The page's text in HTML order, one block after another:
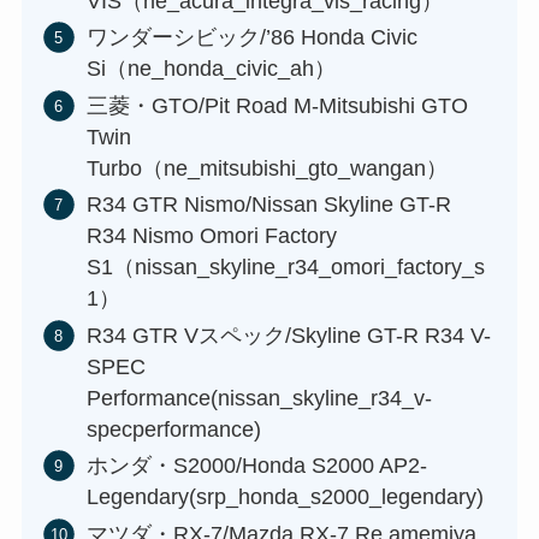
ワンダーシビック/’86 Honda Civic
Si（ne_honda_civic_ah）
三菱・GTO/Pit Road M-Mitsubishi GTO
Twin
Turbo（ne_mitsubishi_gto_wangan）
R34 GTR Nismo/Nissan Skyline GT-R
R34 Nismo Omori Factory
S1（nissan_skyline_r34_omori_factory_s
1）
R34 GTR Vスペック/Skyline GT-R R34 V-
SPEC
Performance(nissan_skyline_r34_v-
specperformance)
ホンダ・S2000/Honda S2000 AP2-
Legendary(srp_honda_s2000_legendary)
マツダ・RX-7/Mazda RX-7 Re amemiya